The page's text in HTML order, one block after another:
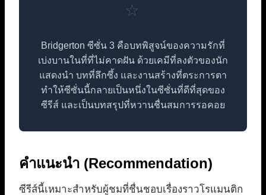
☆
Bridgerton ซีซั่น 3 คือบทพิสูจน์ของความรักที่
เบ่งบานในที่ที่ไม่คาดฝัน ด้วยเคมีที่ลงตัวของนัก
แสดงนำ บทที่ลึกซึ้ง และงานสร้างที่ตระการตา
ทำให้ซีซั่นนี้กลายเป็นหนึ่งในซีซั่นที่ดีที่สุดของ
ซีรีส์ และเป็นบทสรุปที่หวานชื่นสมการรอคอย
คำแนะนำ (Recommendation)
ซีรีส์นี้เหมาะสำหรับผู้ชมที่ชื่นชอบเรื่องราวโรแมนติก